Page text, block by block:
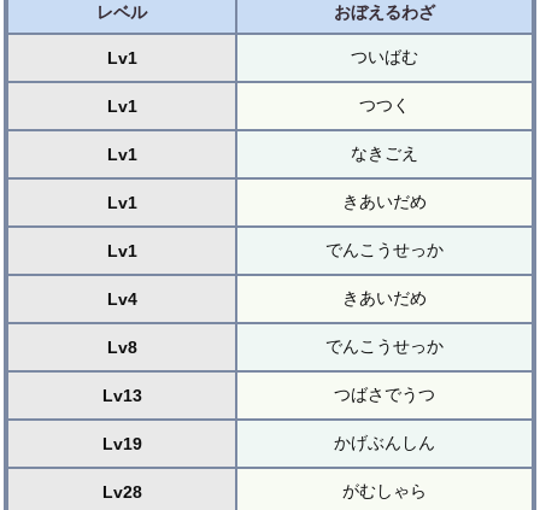
レベル おぼえるわざ
Lv1 ついばむ
Lv1 つつく
Lv1 なきごえ
Lv1 きあいだめ
Lv1 でんこうせっか
Lv4 きあいだめ
Lv8 でんこうせっか
Lv13 つばさでうつ
Lv19 かげぶんしん
Lv28 がむしゃら